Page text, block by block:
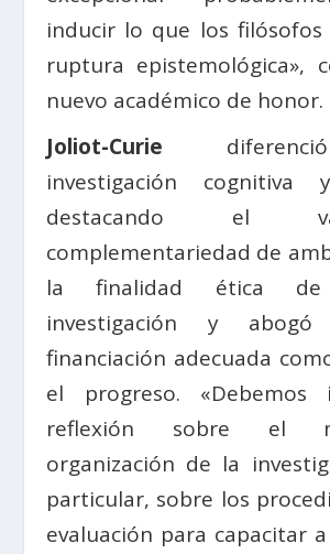
inducir lo que los filósofos
ruptura epistemológica»,
nuevo académico de honor.
Joliot-Curie
investigación cognitiva
destacando el
complementariedad de
la finalidad ética de
investigación y
financiación adecuada
el progreso. «Debemos
reflexión sobre el
organización de la
particular, sobre los
evaluación para capacitar